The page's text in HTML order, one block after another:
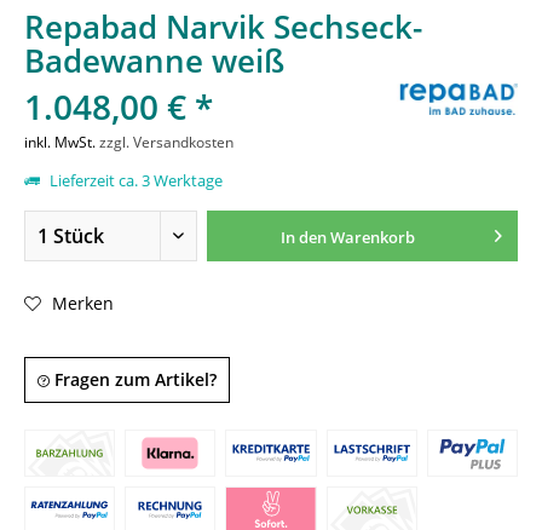
Repabad Narvik Sechseck-
Badewanne weiß
1.048,00 € *
inkl. MwSt.zzgl. Versandkosten
Lieferzeit ca. 3 Werktage
In denWarenkorb
Merken
Fragen zum Artikel?